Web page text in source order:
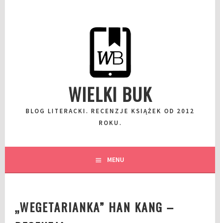
WIELKI BUK
BLOG LITERACKI. RECENZJE KSIĄŻEK OD 2012
ROKU.
MENU
„WEGETARIANKA” HAN KANG –